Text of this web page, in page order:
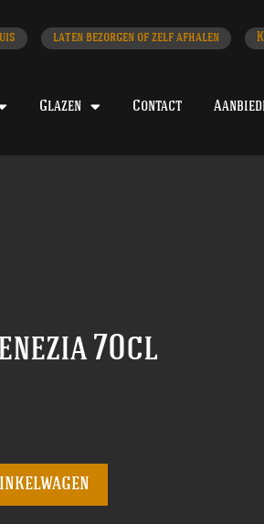
laten bezorgen of zelf afhalen
Glazen Contact
70cl